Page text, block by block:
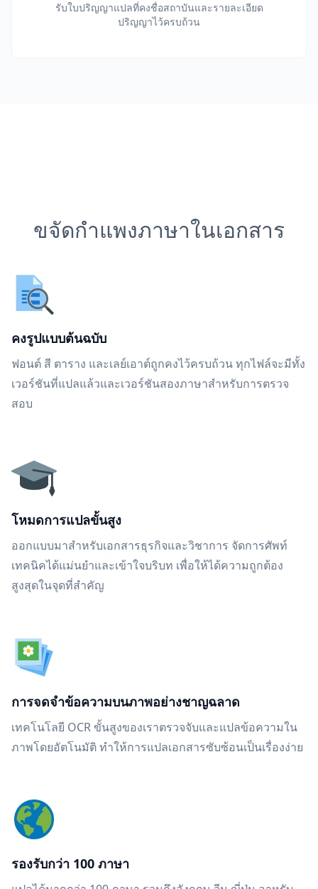
รับใบปริญญาแปลที่คงชื่อสถาบันและรายละเอียด
ปริญญาไว้ครบถ้วน
ขจัดกำแพงภาษาในเอกสาร
คงรูปแบบต้นฉบับ
ฟอนต์ สี ตาราง และเลย์เอาต์ถูกคงไว้ครบถ้วน ทุกไฟล์จะมีทั้ง
เวอร์ชันที่แปลแล้วและเวอร์ชันสองภาษาสำหรับการตรวจ
สอบ
โหมดการแปลขั้นสูง
ออกแบบมาสำหรับเอกสารธุรกิจและวิชาการ จัดการศัพท์
เทคนิคได้แม่นยำและเข้าใจบริบท เพื่อให้ได้ความถูกต้อง
สูงสุดในจุดที่สำคัญ
การจดจำข้อความบนภาพอย่างชาญฉลาด
เทคโนโลยี OCR ขั้นสูงของเราตรวจจับและแปลข้อความใน
ภาพโดยอัตโนมัติ ทำให้การแปลเอกสารซับซ้อนเป็นเรื่องง่าย
รองรับกว่า 100 ภาษา